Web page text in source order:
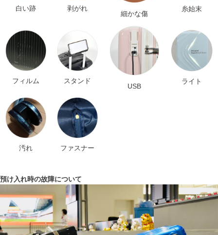
白い跡 剥がれ
細かな傷
糸始末
フィルム スタンド
USB
ライト
汚れ ファスナー
預け入れ時の故障について